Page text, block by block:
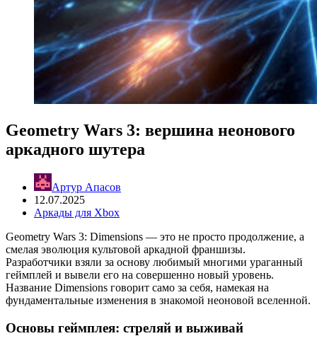
Geometry Wars 3: вершина неонового
аркадного шутера
Артур Апасов
12.07.2025
Аркады для Xbox
Geometry Wars 3: Dimensions — это не просто продолжение, а
смелая эволюция культовой аркадной франшизы.
Разработчики взяли за основу любимый многими ураганный
геймплей и вывели его на совершенно новый уровень.
Название Dimensions говорит само за себя, намекая на
фундаментальные изменения в знакомой неоновой вселенной.
Основы геймплея: стреляй и выживай